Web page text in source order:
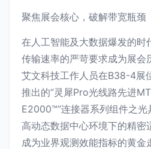
聚焦展会核心，破解带宽瓶颈
在人工智能及大数据爆发的时
传输速率的严苛要求成为展会
艾文科技工作人员在B38-4展
推出的“灵犀Pro光线路先进
E2000™”连接器系列组件之
高动态数据中心环境下的精密
成为业界观测效能指标的黄金